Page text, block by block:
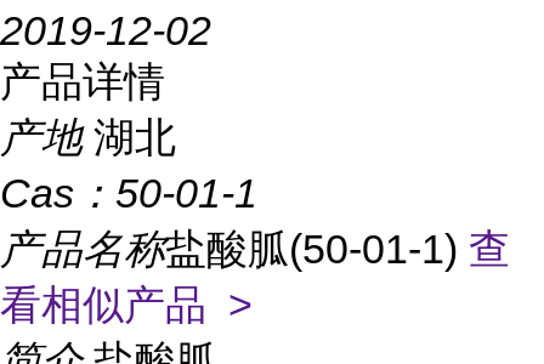
2019-12-02
产品详情
产地 湖北
Cas： 50-01-1
产品名称盐酸胍(50-01-1) 查
看相似产品 >